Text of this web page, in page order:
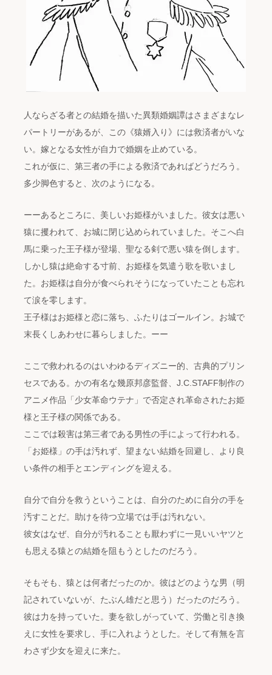
人ならざる者との結婚を描いた異類婚姻譚はさまざまなレ
パートリーがあるが、この《猿婿入り》には救済者がいな
い。嫁となる女性が自力で婚姻を止めている。
これが仮に、第三者の手による救済であればどうだろう。
多少脚色すると、次のようになる。
ーーあるところに、美しいお姫様がいました。彼女は悪い
猿に攫われて、お城に閉じ込められていました。そこへ白
馬に乗った王子様が登場、聖なる剣で悪い猿を倒します。
しかし猿は絶命する寸前、お姫様を気遣う歌を歌いまし
た。お姫様は自分が食べられそうになっていたことも忘れ
て涙を零します。
王子様はお姫様と恋に落ち、ふたりはゴールイン。お城で
末長くしあわせに暮らしました。ーー
ここで救われるのはいわゆるディズニー的、古典的プリン
セスである。かの有名な幾原邦彦監督、J.C.STAFF制作の
アニメ作品「少女革命ウテナ」で否定され革命されたお姫
様と王子様の関係である。
ここでは殺害は第三者である男性の手によって行われる。
「お姫様」の手は汚れず、望まない結婚を回避し、より良
い条件の相手とエンディングを迎える。
自分で自分を救うということは、自分のために自分の手を
汚すことだ。助けを待つ立場では手は汚れない。
彼女はなぜ、自分が汚れることも厭わずに一見いいヤツと
も思える猿との結婚を阻もうとしたのだろう。
そもそも、猿とは何者だったのか。彼はどのような男（明
記されていないが、たぶん雄だと思う）だったのだろう。
彼は力を持っていた。妻を欲しがっていて、労働と引き換
えに女性を要求し、手に入れようとした。そして有無を言
わさず少女を迎えに来た。